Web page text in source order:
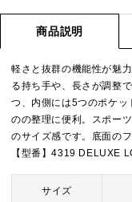
商品説明
軽さと抜群の機能性が魅
る持ち手や、長さが調整
つ、内側には5つのポケッ
のの整理に便利。スポー
のサイズ感です。底面の
【型番】4319 DELUXE
サイズ